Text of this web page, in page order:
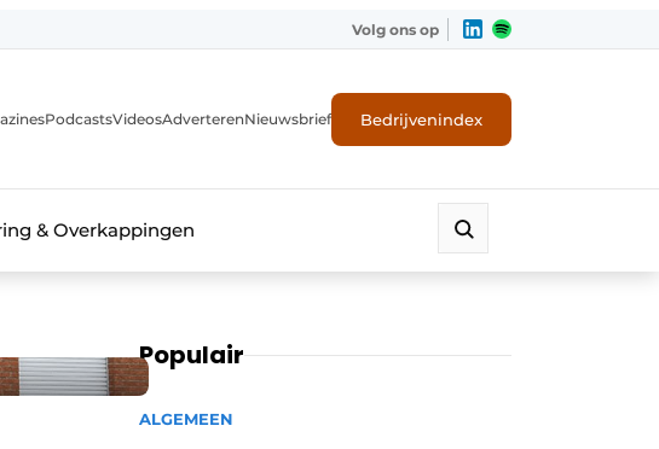
Volg ons op
PodcastsVideosAdverterenNieuwsbrief Bedrijvenindex
& Overkappingen
Populair
ALGEMEEN